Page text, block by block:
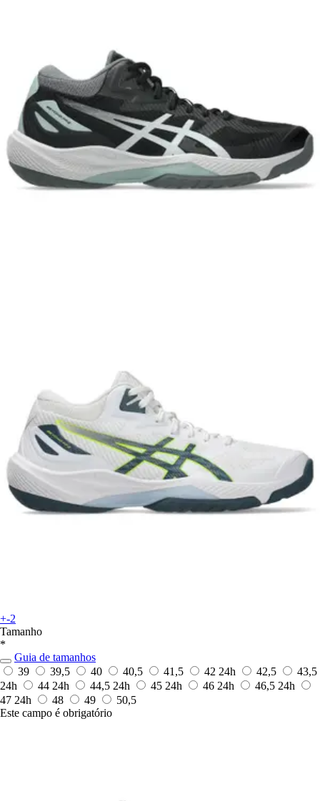
+-2
Tamanho
*
Guia de tamanhos
39
39,5 40 40,5 41,5 42 24h 42,5
43,5
24h
44 24h 44,5 24h 45 24h 46 24h 46,5 24h
47 24h 48 49
50,5
Este campo é obrigatório